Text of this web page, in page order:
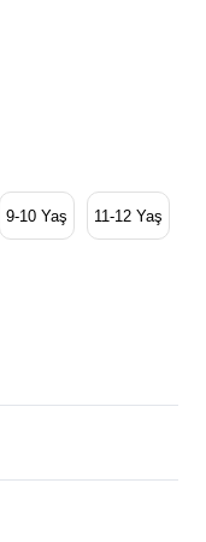
9-10 Yaş 11-12 Yaş